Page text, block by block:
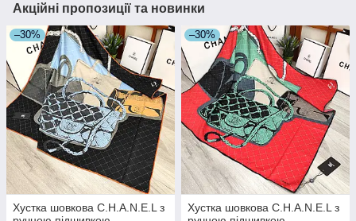
Акційні пропозиції та новинки
–30%
Хустка шовкова C.H.A.N.E.L з
–30%
Хустка шовкова C.H.A.N.E.L з